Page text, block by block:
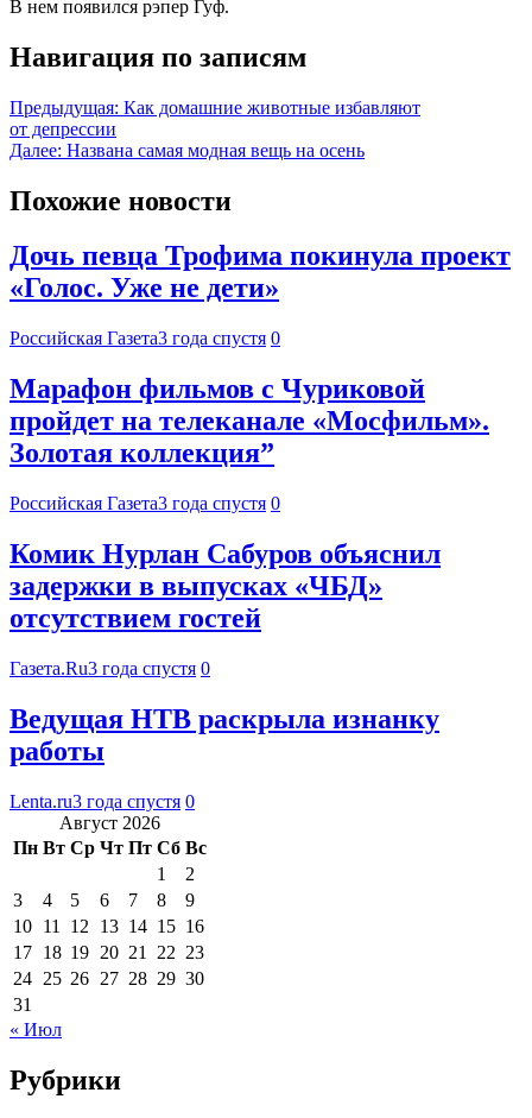
В нем появился рэпер Гуф.
Навигация по записям
Предыдущая: Как домашние животные избавляют
от депрессии
Далее: Названа самая модная вещь на осень
Похожие новости
Дочь певца Трофима покинула проект
«Голос. Уже не дети»
Российская Газета3 года спустя 0
Марафон фильмов с Чуриковой
пройдет на телеканале «Мосфильм».
Золотая коллекция”
Российская Газета3 года спустя 0
Комик Нурлан Сабуров объяснил
задержки в выпусках «ЧБД»
отсутствием гостей
Газета.Ru3 года спустя 0
Ведущая НТВ раскрыла изнанку
работы
Lenta.ru3 года спустя 0
Август 2026
Пн Вт Ср Чт Пт Сб Вс
1
2
3
4 5 6 7 8
9
10 11 12 13 14 15 16
17 18 19 20 21 22 23
24 25 26 27 28 29 30
31
« Июл
Рубрики